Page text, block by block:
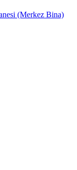
(Merkez Bina)